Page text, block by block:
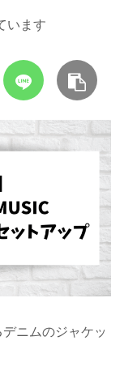
います
ニムのジャケッ